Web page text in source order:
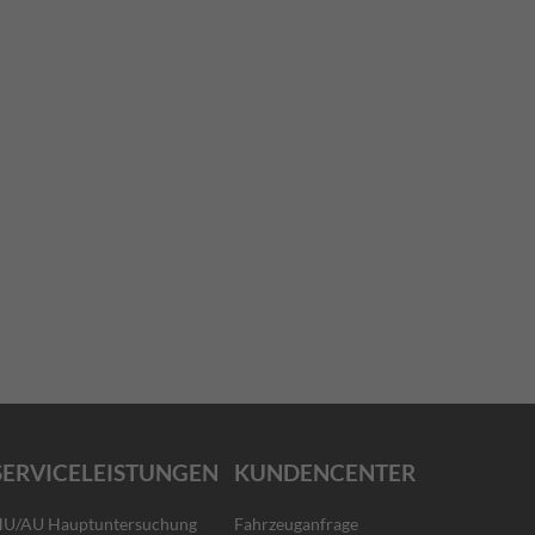
AU Hauptuntersuchung
KUNDENCENTER
Fahrzeuganfrage